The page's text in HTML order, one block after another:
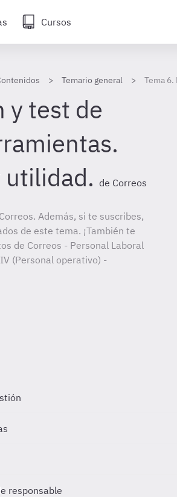
Cursos
Temario general Tema
y test de
utilidad. de Correos
Además, si te suscribes,
de este tema. ¡También te
de Correos - Personal Laboral
(Personal operativo) -
responsable